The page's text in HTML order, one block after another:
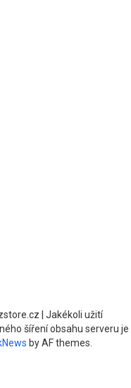
| Jakékoli užití
šíření obsahu serveru je
by AF themes.